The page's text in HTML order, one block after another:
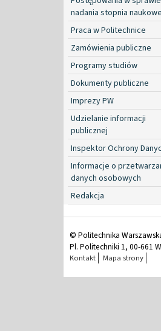
nadania stopnia
Praca w Politechnice
Zamówienia publiczne
Programy studiów
Dokumenty publiczne
Imprezy PW
Udzielanie informacji
publicznej
Inspektor Ochrony
Informacje o
danych osobowych
Redakcja
© Politechnika
Pl. Politechniki 1, 00-661
Kontakt Mapa strony